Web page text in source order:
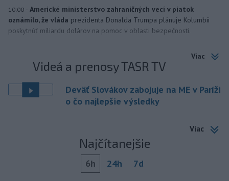
10:00 - Americké ministerstvo zahraničných vecí v piatok
oznámilo, že vláda prezidenta Donalda Trumpa plánuje Kolumbii
poskytnúť miliardu dolárov na pomoc v oblasti bezpečnosti.
Viac
Videá a prenosy TASR TV
Deväť Slovákov zabojuje na ME v Paríži
o čo najlepšie výsledky
Viac
Najčítanejšie
6h 24h 7d